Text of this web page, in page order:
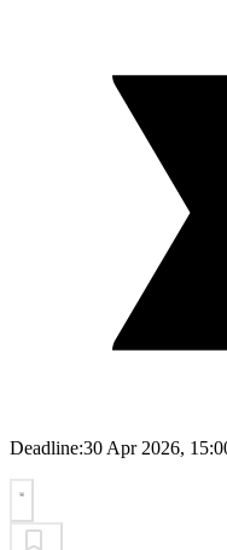
Deadline:30 Apr 2026,